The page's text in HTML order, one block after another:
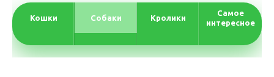
Кошки Собаки Кролики
Самое
интересное